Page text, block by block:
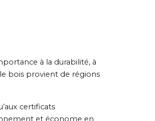
à la durabilité, à
bois provient de régions
certificats
et économe en